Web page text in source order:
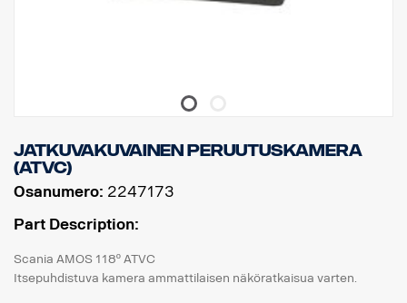
Jatkuvakuvainen peruutuskamera
(ATVC)
Osanumero: 2247173
Part Description:
Scania AMOS 118º ATVC
Itsepuhdistuva kamera ammattilaisen näköratkaisua varten.